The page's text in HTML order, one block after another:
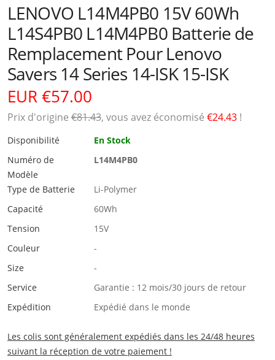
LENOVO L14M4PB0 15V 60Wh
L14S4PB0 L14M4PB0 Batterie de
Remplacement Pour Lenovo
Savers 14 Series 14-ISK 15-ISK
EUR €57.00
Prix ​​d'origine €81.43, vous avez économisé €24.43 !
Disponibilité
En Stock
Numéro de
Modèle
L14M4PB0
Type de Batterie
Li-Polymer
Capacité
60Wh
Tension
15V
Couleur
-
Size
-
Service
Garantie : 12 mois/30 jours de retour
Expédition
Expédié dans le monde
Les colis sont généralement expédiés dans les 24/48 heures
suivant la réception de votre paiement !